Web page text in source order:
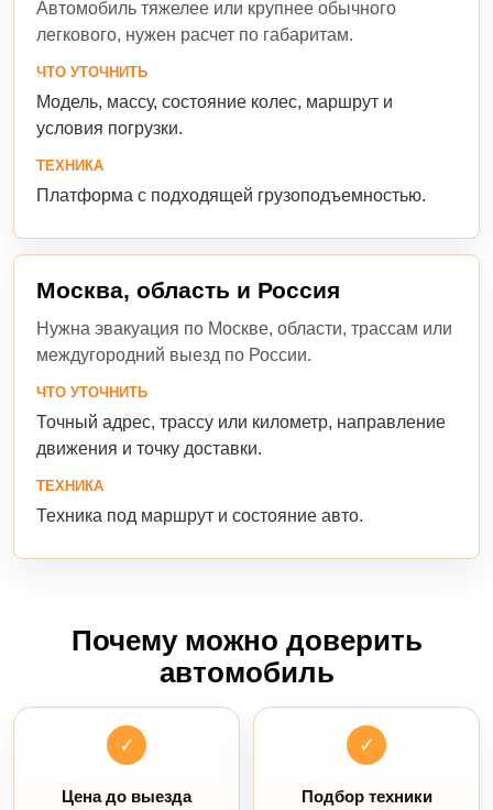
Автомобиль тяжелее или крупнее обычного
легкового, нужен расчет по габаритам.
ЧТО УТОЧНИТЬ
Модель, массу, состояние колес, маршрут и
условия погрузки.
ТЕХНИКА
Платформа с подходящей грузоподъемностью.
Москва, область и Россия
Нужна эвакуация по Москве, области, трассам или
междугородний выезд по России.
ЧТО УТОЧНИТЬ
Точный адрес, трассу или километр, направление
движения и точку доставки.
ТЕХНИКА
Техника под маршрут и состояние авто.
Почему можно доверить
автомобиль
✓
Цена до выезда
✓
Подбор техники